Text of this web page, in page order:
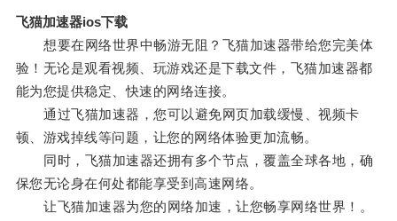
飞猫加速器ios下载
想要在网络世界中畅游无阻？飞猫加速器带给您完美体
验！无论是观看视频、玩游戏还是下载文件，飞猫加速器都
能为您提供稳定、快速的网络连接。
通过飞猫加速器，您可以避免网页加载缓慢、视频卡
顿、游戏掉线等问题，让您的网络体验更加流畅。
同时，飞猫加速器还拥有多个节点，覆盖全球各地，确
保您无论身在何处都能享受到高速网络。
让飞猫加速器为您的网络加速，让您畅享网络世界！。